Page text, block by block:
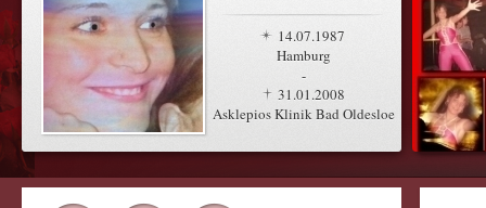
14.07.1987
Hamburg
-
31.01.2008
Asklepios Klinik Bad Oldesloe